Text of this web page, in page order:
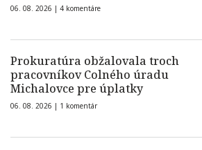
06. 08. 2026 | 4 komentáre
Prokuratúra obžalovala troch
pracovníkov Colného úradu
Michalovce pre úplatky
06. 08. 2026 | 1 komentár